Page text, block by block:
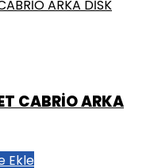
CABRİO ARKA
Ekle